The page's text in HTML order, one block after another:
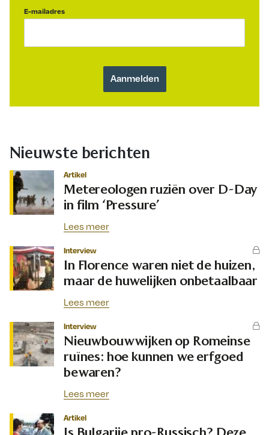
E-mailadres
Nieuwste berichten
Artikel
Metereologen ruziën over D-Day
in film ‘Pressure’
Lees meer
Interview
In Florence waren niet de huizen,
maar de huwelijken onbetaalbaar
Lees meer
Interview
Nieuwbouwwijken op Romeinse
ruïnes: hoe kunnen we erfgoed
bewaren?
Lees meer
Artikel